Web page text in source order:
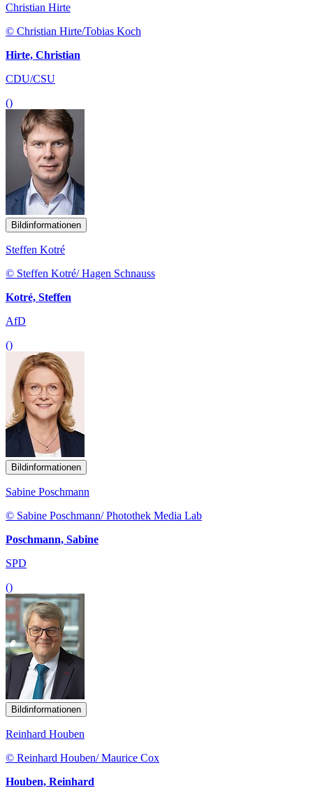
Christian Hirte
© Christian Hirte/Tobias Koch
Hirte, Christian
CDU/CSU
()
Bildinformationen
Steffen Kotré
© Steffen Kotré/ Hagen Schnauss
Kotré, Steffen
AfD
()
Bildinformationen
Sabine Poschmann
© Sabine Poschmann/ Photothek Media Lab
Poschmann, Sabine
SPD
()
Bildinformationen
Reinhard Houben
© Reinhard Houben/ Maurice Cox
Houben, Reinhard